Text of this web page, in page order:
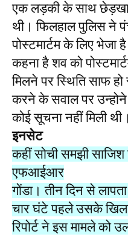
एक लड़की के साथ
थी। फिलहाल पुलिस ने
पोस्टमार्टम के लिए भेजा
कहना है शव को
मिलने पर स्थिति साफ
करने के सवाल पर
कोई सूचना नहीं मिली थी।
इनसेट
कहीं सोची समझी साजिश
एफआईआर
गोंडा। तीन दिन से
चार घंटे पहले उसके
रिपोर्ट ने इस मामले को